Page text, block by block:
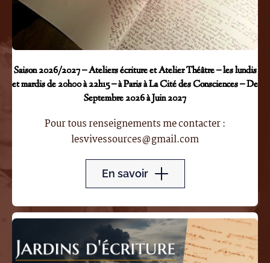
Saison 2026/2027 – Ateliers écriture et Atelier Théâtre – les lundis
et mardis de 20h00 à 22h15 – à Paris à La Cité des Consciences – De
Septembre 2026 à Juin 2027
Pour tous renseignements me contacter :
lesvivessources@gmail.com
En savoir